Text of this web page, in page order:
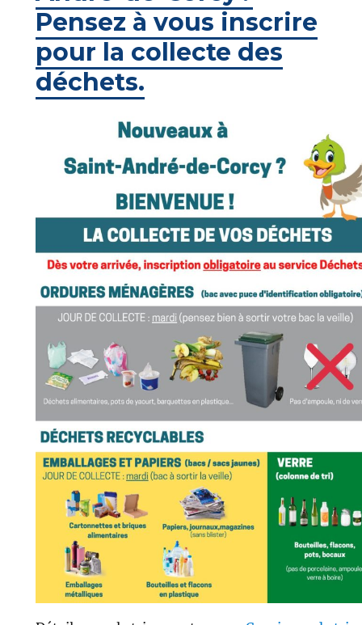
Pensez à vous inscrire
pour la collecte des
déchets.